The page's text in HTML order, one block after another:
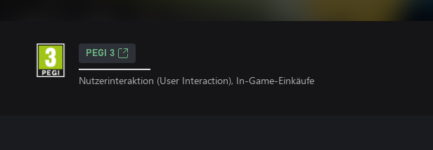
PEGI 3
Nutzerinteraktion (User Interaction), In-Game-Einkäufe